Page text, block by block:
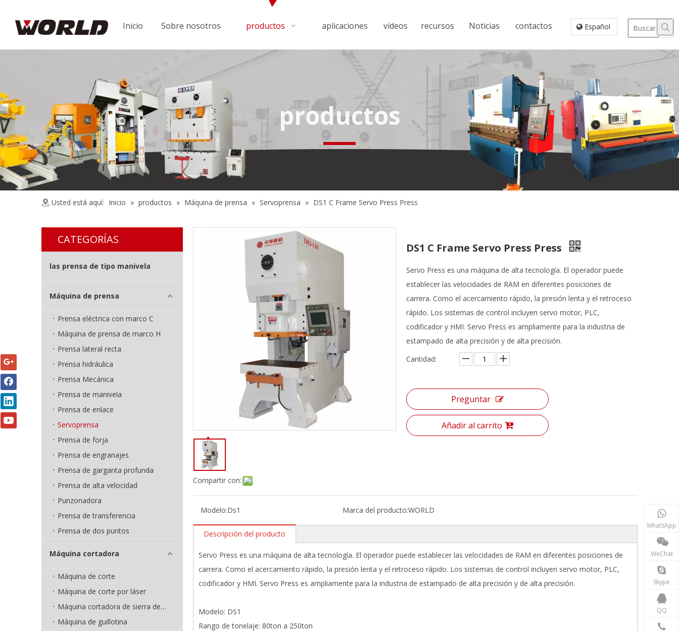
Inicio Sobre nosotros productos aplicaciones vídeos recursos Noticias contactos Español
productos
Usted está aquí: Inicio » productos » Máquina de prensa » Servoprensa » DS1 C Frame Servo Press Press
CATEGORÍAS
las prensa de tipo manivela
Máquina de prensa
Prensa eléctrica con marco C
Máquina de prensa de marco H
Prensa lateral recta
Prensa hidráulica
Prensa Mecánica
Prensa de manivela
Prensa de enlace
Servoprensa
Prensa de forja
Prensa de engranajes
Prensa de garganta profunda
Prensa de alta velocidad
Punzonadora
Prensa de transferencia
Prensa de dos puntos
Máquina cortadora
Máquina de corte
Máquina de corte por láser
Máquina cortadora de sierra de cinta
Máquina de guillotina
Compartir con:
DS1 C Frame Servo Press Press
Servo Press es una máquina de alta tecnología. El operador puede
establecer las velocidades de RAM en diferentes posiciones de
carrera. Como el acercamiento rápido, la presión lenta y el retroceso
rápido. Los sistemas de control incluyen servo motor, PLC,
codificador y HMI. Servo Press es ampliamente para la industria de
estampado de alta precisión y de alta precisión.
Cantidad:
Preguntar
Añadir al carrito
Modelo:Ds1 Marca del producto:WORLD
Descripción del producto
Servo Press es una máquina de alta tecnología. El operador puede establecer las velocidades de RAM en diferentes posiciones de
carrera. Como el acercamiento rápido, la presión lenta y el retroceso rápido. Los sistemas de control incluyen servo motor, PLC,
codificador y HMI. Servo Press es ampliamente para la industria de estampado de alta precisión y de alta precisión.
Modelo: DS1
Rango de tonelaje: 80ton a 250ton
WhatsApp
WeChat
Skype
QQ